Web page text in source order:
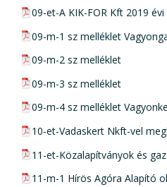
pdf csatolmány:
09-et-A KIK-FOR Kft 2019
pdf csatolmány:
09-m-1 sz melléklet
pdf csatolmány:
09-m-2 sz melléklet
pdf csatolmány:
09-m-3 sz melléklet
pdf csatolmány:
09-m-4 sz melléklet
pdf csatolmány:
10-et-Vadaskert Nkft-vel
pdf csatolmány:
11-et-Közalapítványok és
pdf csatolmány:
11-m-1 Hírös Agóra Alapító